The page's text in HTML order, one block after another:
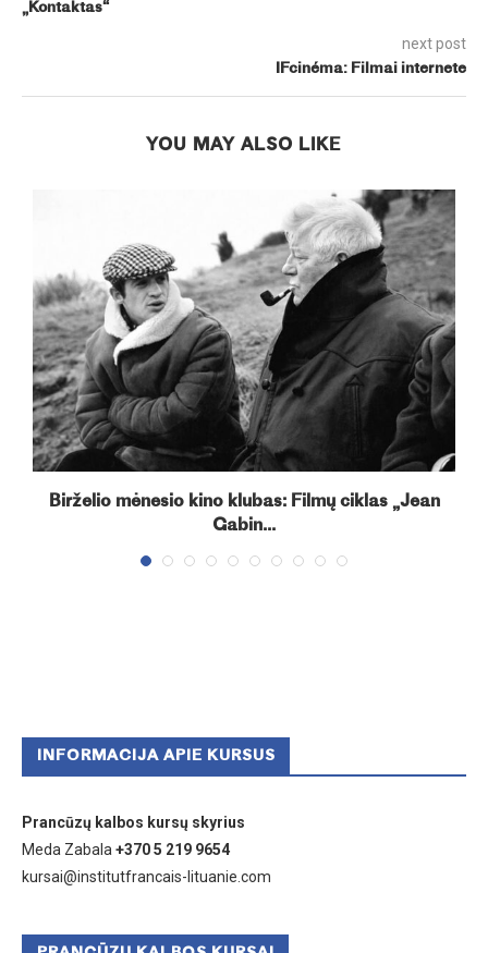
„Kontaktas“
next post
IFcinéma: Filmai internete
YOU MAY ALSO LIKE
Birželio mėnesio kino klubas: Filmų ciklas „Jean
Gabin...
INFORMACIJA APIE KURSUS
Prancūzų kalbos kursų skyrius
Meda Zabala +370 5 219 9654
kursai@institutfrancais-lituanie.com